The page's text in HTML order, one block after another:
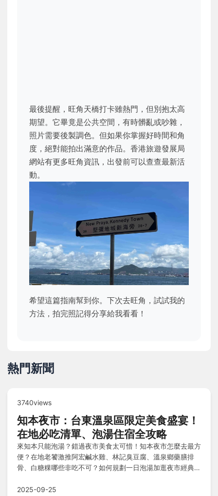
最後提醒，旺角天橋打卡雖熱門，但別抱太高
期望。它畢竟是公共空間，有時髒亂或吵雜，
照片需要後製調色。但如果你掌握好時間和角
度，絕對能拍出滿意的作品。香港旅遊發展局
網站有更多旺角資訊，出發前可以查查最新活
動。
希望這篇指南幫到你。下次去旺角，試試我的
方法，拍完照記得分享給我看看！
熱門新聞
3740views
知本夜市：台東溫泉區限定美食盛宴！
在地必吃清單、泡湯住宿全攻略
來知本只能泡湯？錯過夜市美食太可惜！知本夜市怎麼去最方
便？在地老饕激推阿宏鹹水雞、林記臭豆腐、溫泉鄉藥膳排
骨、白糖粿哪些非吃不可？如何規劃一日泡湯加逛夜市經典行
次逛知本就靠這篇懶人包攻略！
2025-09-25